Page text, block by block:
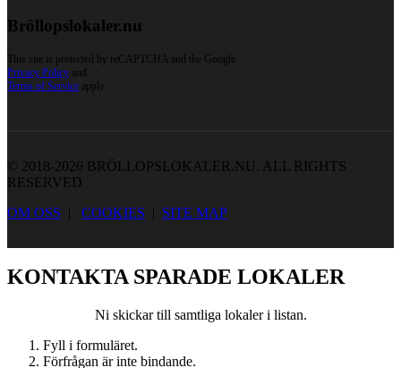
Bröllopslokaler.nu
This site is protected by reCAPTCHA and the Google
Privacy Policy and
Terms of Service apply.
© 2018-2026 BRÖLLOPSLOKALER.NU. ALL RIGHTS
RESERVED
OM OSS | COOKIES | SITE MAP
KONTAKTA SPARADE LOKALER
Ni skickar till samtliga lokaler i listan.
Fyll i formuläret.
Förfrågan är inte bindande.